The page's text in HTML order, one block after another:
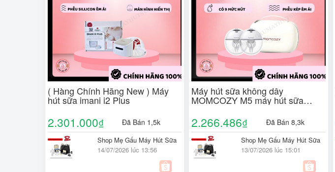
( Hàng Chính Hãng New ) Máy
hút sữa imani i2 Plus
2.301.000₫ Đã Bán 1,5k
Shop Mẹ Gấu Máy Hút Sữa
14/07/2026 lúc 13:56
Máy hút sữa không dây
MOMCOZY M5 máy hút sữa
chính hãng - Shop Mẹ Gấu máy
hút sữa Hà Nội
2.266.486₫ Đã Bán 8,3k
Shop Mẹ Gấu Máy Hút Sữa
13/07/2026 lúc 15:01